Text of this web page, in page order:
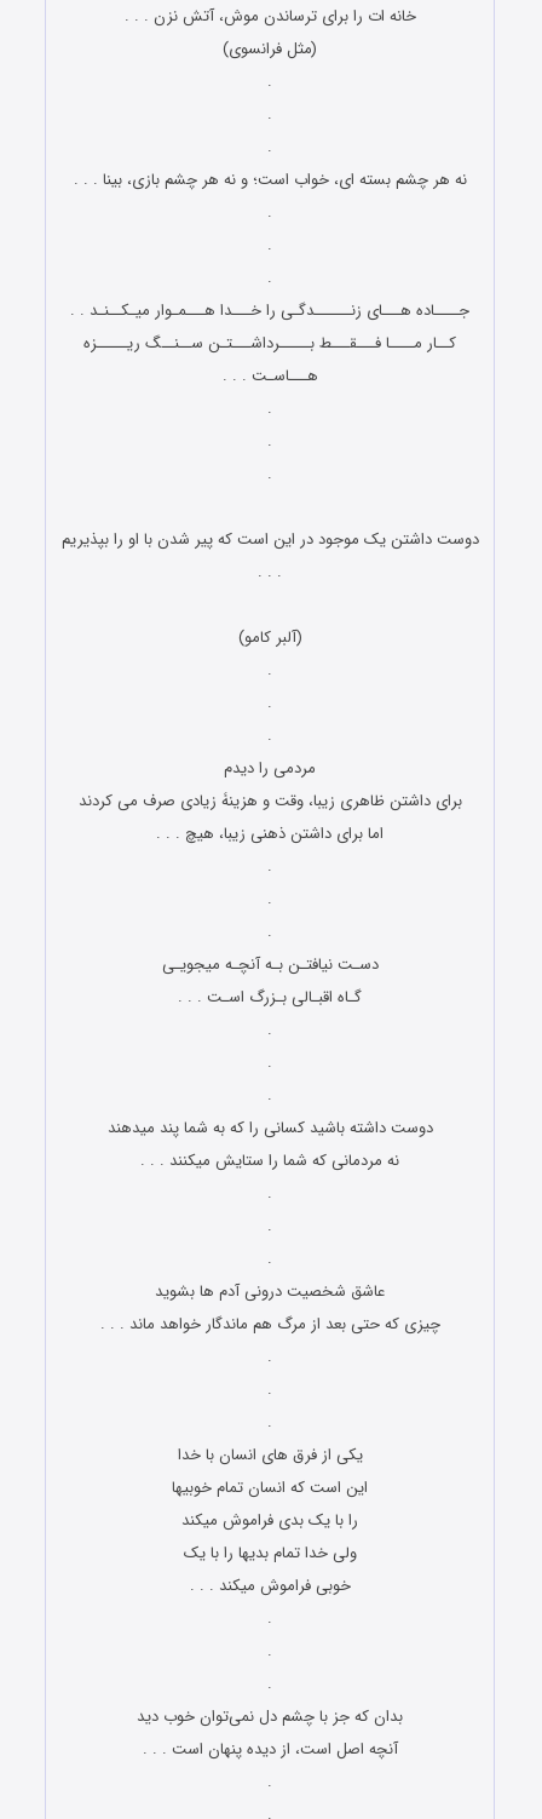
خانه ات را برای ترساندن موش، آتش نزن . . .
(مثل فرانسوی)
.
.
.
نه هر چشم بسته ای، خواب است؛ و نه هر چشم بازی، بینا . . .
.
.
.
جــــاده هـــای زنــــــدگـی را خـــدا هـــمـوار میـکــنـد . .
کــار مــــا فـــقـــط بـــــرداشـــتـن ســنــگ ریـــــزه
هـــاسـت . . .
.
.
.
دوست داشتن یک موجود در این است که پیر شدن با او را بپذیریم
. . .
(آلبر کامو)
.
.
.
مردمی را دیدم
برای داشتن ظاهری زیبا، وقت و هزینۀ زیادی صرف می کردند
اما برای داشتن ذهنی زیبا، هیچ . . .
.
.
.
دسـت نیافتـن بـه آنچـه میجویـی
گـاه اقبـالی بـزرگ اسـت . . .
.
.
.
دوست داشته باشید کسانی را که به شما پند میدهند
نه مردمانی که شما را ستایش میکنند . . .
.
.
.
عاشق شخصیت درونی آدم ها بشوید
چیزی که حتی بعد از مرگ هم ماندگار خواهد ماند . . .
.
.
.
‫یکی از فرق های انسان با خدا
این است که انسان تمام خوبیها
را با یک بدی فراموش میکند
ولی خدا تمام بدیها را با یک
خوبی فراموش میکند . . .
.
.
.
بدان که جز با چشم دل نمی‌توان خوب دید
آنچه اصل است، از دیده پنهان است . . .
.